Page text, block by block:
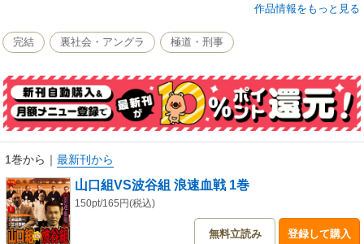
出所。以降、彼を慕う三百人以上の若者が結集、波谷組が結成されてい
抗争に発展する。世に言う「山波抗争」である。抗争は苛烈を極め、人違
い誤射殺事件、走行中の南海電車からの組事務所発砲事件、アジトでのロ
相次いだ。これは、命をかけた男たちの壮絶な戦いの軌跡である。
作品情報をもっと見る
完結 裏社会・アングラ 極道・刑事
1巻から ｜ 最新刊から
山口組VS波谷組 浪速血戦 1巻
150pt/165円(税込)
無料立読み 登録して購入